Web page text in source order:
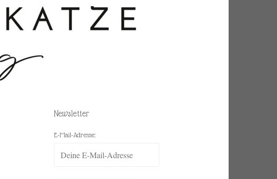
Newsletter
E-Mail-Adresse: